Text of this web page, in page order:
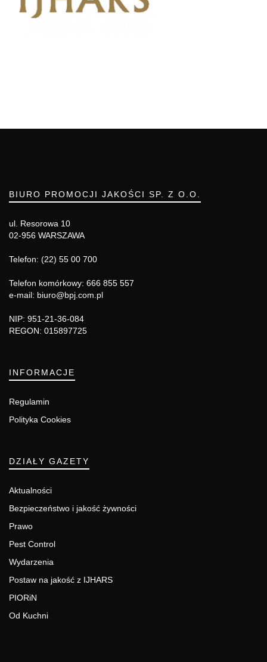
BIURO PROMOCJI JAKOŚCI SP. Z O.O.
ul. Resorowa 10
02-956 WARSZAWA
Telefon: (22) 55 00 700
Telefon komórkowy: 666 855 557
e-mail: biuro@bpj.com.pl
NIP: 951-21-36-084
REGON: 015897725
INFORMACJE
Regulamin
Polityka Cookies
DZIAŁY GAZETY
Aktualności
Bezpieczeństwo i jakość żywności
Prawo
Pest Control
Wydarzenia
Postaw na jakość z IJHARS
PIORiN
Od Kuchni